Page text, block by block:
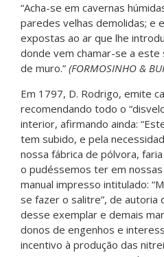
“Acha-se em cavernas
paredes velhas demolidas; e
expostas ao ar que lhe
donde vem chamar-se a
de muro.” (FORMOSINHO &
Em 1797, D. Rodrigo, emite
recomendando todo o
interior, afirmando ainda:
tem subido, e pela
nossa fábrica de pólvora,
o pudéssemos ter em nossas
manual impresso intitulado:
se fazer o salitre”, de autoria
desse exemplar e demais
donos de engenhos e
incentivo à produção das